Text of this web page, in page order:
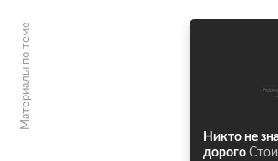
Материалы по теме
Никто не
дорого